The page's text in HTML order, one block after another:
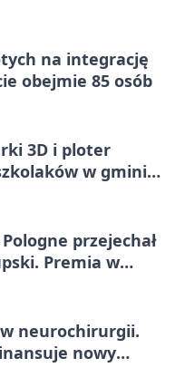
na integrację
obejmie 85 osób
3D i ploter
w gminie
przejechał
Premia w
w neurochirurgii.
nowy